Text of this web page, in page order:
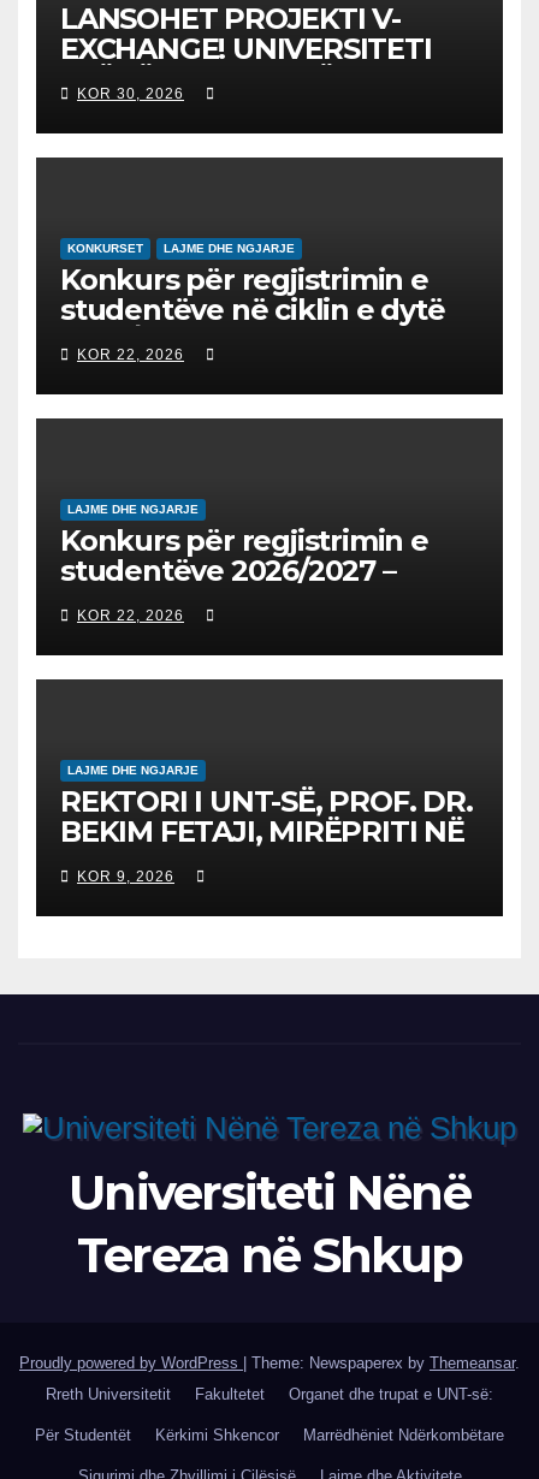
LANSOHET PROJEKTI V-
EXCHANGE! UNIVERSITETI
“NËNË TEREZA” NË SHKUP
UDHËHEQ NISMËN
NDËRKOMBËTARE PËR
EDUKIMIN DIGJITAL DHE
KOR 30, 2026
KONKURSET LAJME DHE NGJARJE
Konkurs për regjistrimin e
studentëve në ciklin e dytë
2026/2027 – Конкурс за
запишување на студенти
на втор циклус студии за
2026/2027
KOR 22, 2026
LAJME DHE NGJARJE
Konkurs për regjistrimin e
studentëve 2026/2027 –
Конкурс за запишување на
студенти за 2026/2027
KOR 22, 2026
LAJME DHE NGJARJE
REKTORI I UNT-SË, PROF. DR.
BEKIM FETAJI, MIRËPRITI NË
TAKIM ZYRTAR DREJTORIN E
SH.A MEPSO, DR. BURIM
LATIFIN
KOR 9, 2026
Universiteti Nënë
Tereza në Shkup
Proudly powered by WordPress Theme: Newspaperex by Themeansar.
Rreth Universitetit
Fakultetet Organet dhe trupat e UNT-së:
Për Studentët Kërkimi Shkencor Marrëdhëniet Ndërkombëtare